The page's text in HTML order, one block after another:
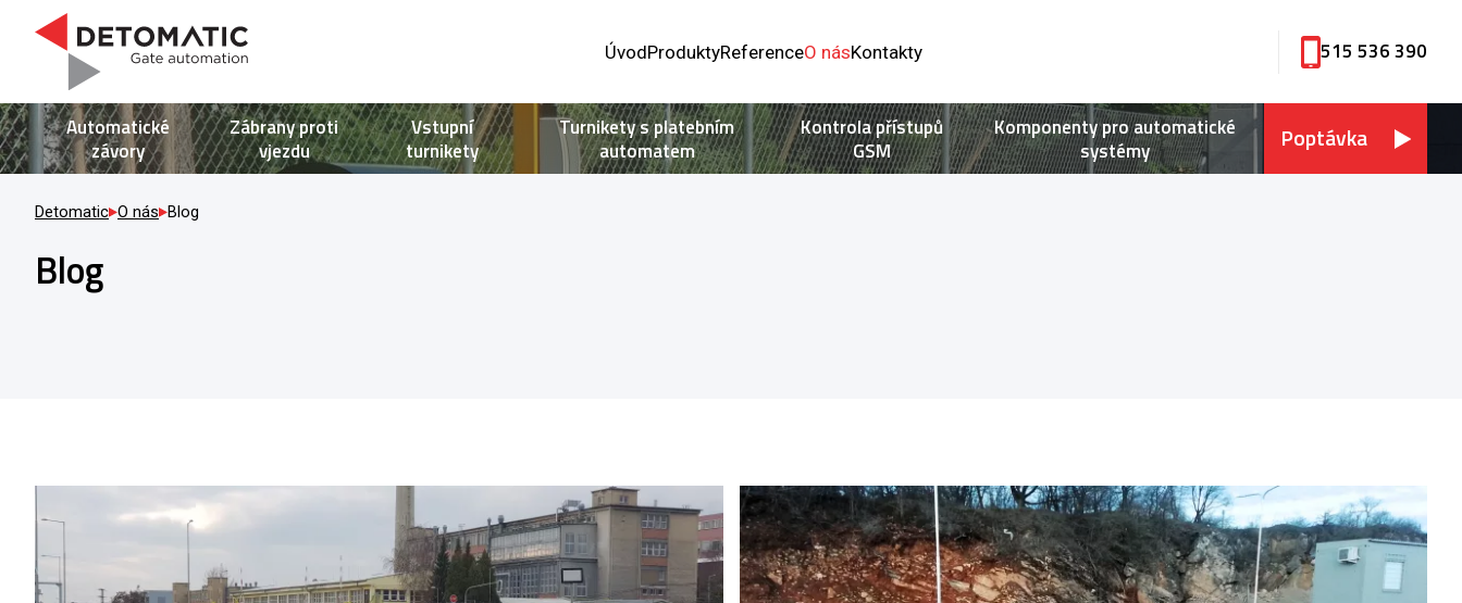
ÚvodProduktyReferenceO násKontakty 515 536 390
Automatické
závory
Zábrany proti
vjezdu
Vstupní
turnikety
Turnikety s platebním
automatem
Kontrola přístupů
GSM
Komponenty pro automatické
systémy
Poptávka
Detomatic O nás Blog
Blog